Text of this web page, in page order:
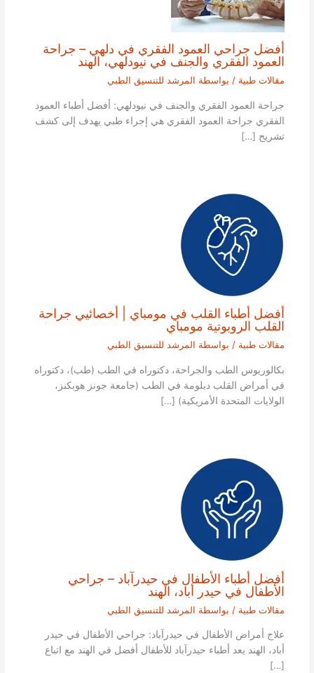
أفضل جراحي العمود الفقري في دلهي – جراحة
العمود الفقري والجنف في نيودلهي، الهند
مقالات طبية / بواسطة المرشد للتنسيق الطبي
جراحة العمود الفقري والجنف في نيودلهي: أفضل أطباء العمود
الفقري جراحة العمود الفقري هي إجراء طبي يهدف إلى كشف
تشريح […]
أفضل أطباء القلب في مومباي | أخصائيي جراحة
القلب الروبوتية مومباي
مقالات طبية / بواسطة المرشد للتنسيق الطبي
بكالوريوس الطب والجراحة، دكتوراه في الطب (طب)، دكتوراه
في أمراض القلب دبلومة في الطب (جامعة جونز هوبكنز،
الولايات المتحدة الأمريكية) […]
أفضل أطباء الأطفال في حيدرآباد – جراحي
الأطفال في حيدر أباد، الهند
مقالات طبية / بواسطة المرشد للتنسيق الطبي
علاج أمراض الأطفال في حيدرآباد: جراحي الأطفال في حيدر
أباد، الهند يعد أطباء حيدرآباد للأطفال أفضل في الهند مع اتباع
[…]